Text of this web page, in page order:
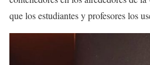
que los estudiantes y profesores los